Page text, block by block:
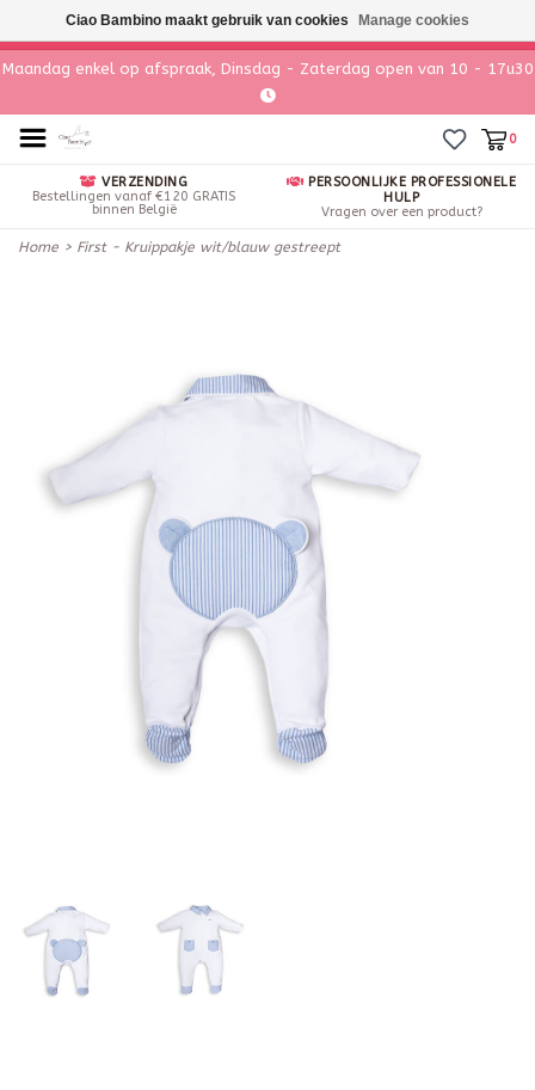
Maandag enkel op afspraak, Dinsdag - Zaterdag open van 10 - 17u30
0
VERZENDING
Bestellingen vanaf €120 GRATIS
binnen België
PERSOONLIJKE PROFESSIONELE
HULP
Vragen over een product?
Home > First - Kruippakje wit/blauw gestreept
Ciao Bambino maakt gebruik van cookies Manage cookies